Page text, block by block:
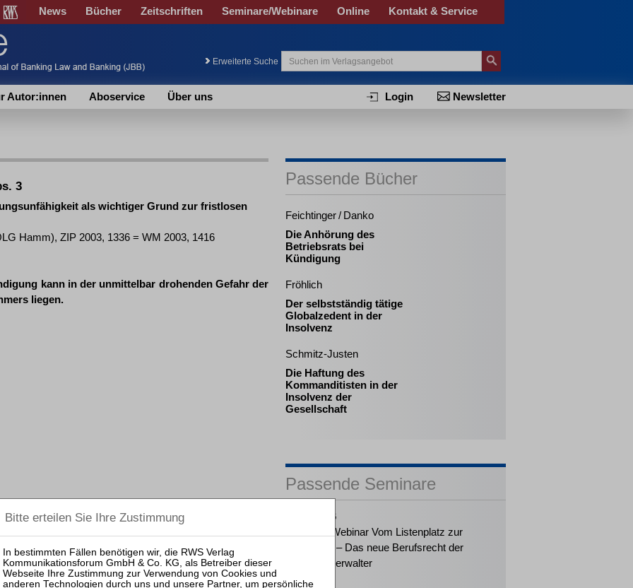
News Bücher Zeitschriften Seminare/Webinare Online Kontakt & Service
Erweiterte Suche
Autor:innen Aboservice Über uns Newsletter
Login
3
als wichtiger Grund zur fristlosen
Hamm), ZIP 2003, 1336 = WM 2003, 1416
kann in der unmittelbar drohenden Gefahr der
liegen.
Passende Bücher
Feichtinger / Danko
Die Anhörung des
Betriebsrats bei
Kündigung
Fröhlich
Der selbstständig tätige
Globalzedent in der
Insolvenz
Schmitz-Justen
Die Haftung des
Kommanditisten in der
Insolvenz der
Gesellschaft
Passende Seminare
25.08.2026
Praktiker-Webinar Vom Listenplatz zur
Zulassung – Das neue Berufsrecht der
Insolvenzverwalter